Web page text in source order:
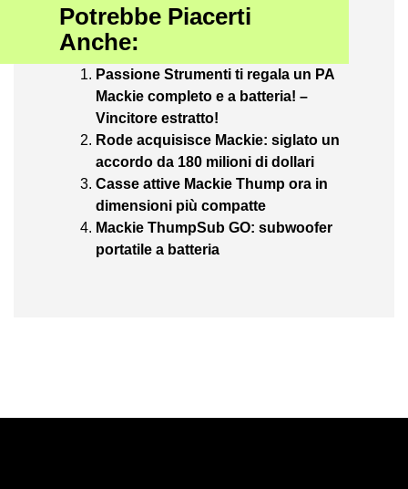
Potrebbe Piacerti
Anche:
Passione Strumenti ti regala un PA
Mackie completo e a batteria! –
Vincitore estratto!
Rode acquisisce Mackie: siglato un
accordo da 180 milioni di dollari
Casse attive Mackie Thump ora in
dimensioni più compatte
Mackie ThumpSub GO: subwoofer
portatile a batteria